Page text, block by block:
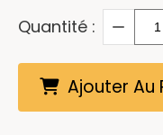
Quantité :
Ajouter Au